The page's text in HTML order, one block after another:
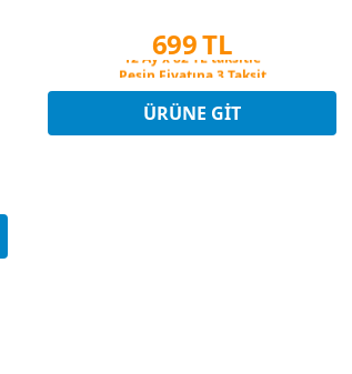
699 TL
Peşin Fiyatına 3 Taksit
Peşin Fiyatına 3 Taksit
ÜRÜNE GIT